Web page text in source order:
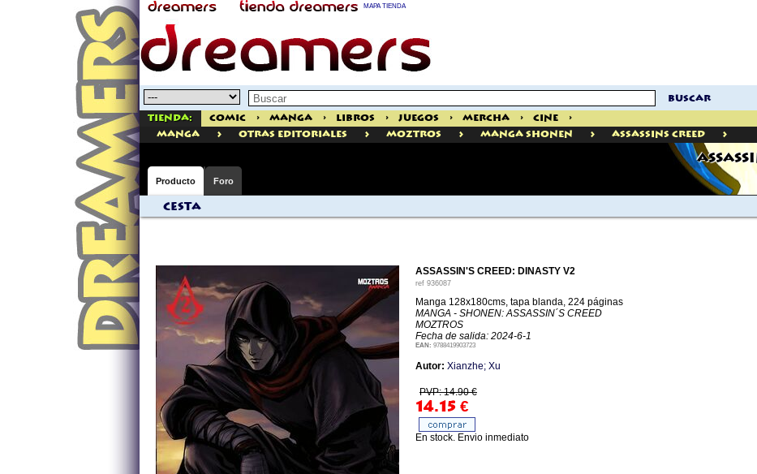
MAPA TIENDA
buscar
Tienda: Comic > Manga > Libros > Juegos > Mercha > Cine
>
manga
> Otras Editoriales > Moztros > Manga Shonen > AssassinS Creed >
Producto Foro
Cesta
ASSASSIN'S CREED: DINASTY V2
ref 936087
Manga 128x180cms, tapa blanda, 224 páginas
MANGA - SHONEN: ASSASSIN´S CREED
MOZTROS
Fecha de salida: 2024-6-1
EAN: 9788419903723
Autor: Xianzhe; Xu
PVP: 14.90 €
14.15 €
En stock. Envio inmediato